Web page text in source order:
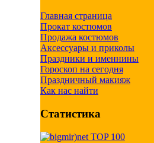
Главная страница
Прокат костюмов
Продажа костюмов
Аксессуары и приколы
Праздники и именнины
Гороскоп на сегодня
Праздничный макияж
Как нас найти
Статистика